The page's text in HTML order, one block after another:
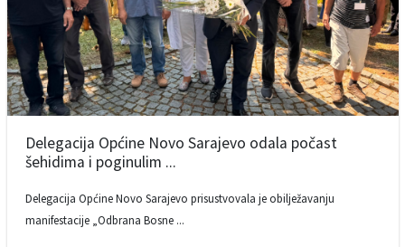
Delegacija Općine Novo Sarajevo odala počast
šehidima i poginulim ...
Delegacija Općine Novo Sarajevo prisustvovala je obilježavanju
manifestacije „Odbrana Bosne ...